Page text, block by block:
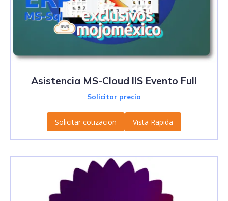
Asistencia MS-Cloud IIS Evento Full
Solicitar precio
Solicitar cotizacion Vista Rapida